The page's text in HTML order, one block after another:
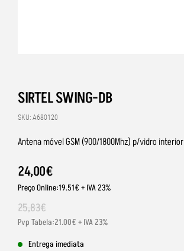
SIRTEL SWING-DB
SKU: A680120
Antena móvel GSM (900/1800Mhz) p/vidro interior
24,00€
Preço Online:19.51€ + IVA 23%
25,83€
Pvp Tabela:21.00€ + IVA 23%
Entrega imediata